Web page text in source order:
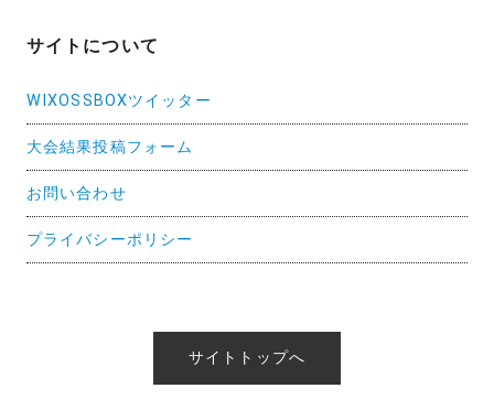
サイトについて
WIXOSSBOXツイッター
大会結果投稿フォーム
お問い合わせ
プライバシーポリシー
サイトトップへ